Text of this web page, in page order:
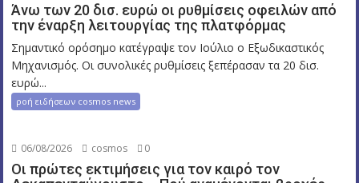
Άνω των 20 δισ. ευρώ οι ρυθμίσεις οφειλών από
την έναρξη λειτουργίας της πλατφόρμας
Σημαντικό ορόσημο κατέγραψε τον Ιούλιο ο Εξωδικαστικός
Μηχανισμός. Οι συνολικές ρυθμίσεις ξεπέρασαν τα 20 δισ.
ευρώ...
ροή ειδήσεων cosmos news
06/08/2026 cosmos 0
Οι πρώτες εκτιμήσεις για τον καιρό τον